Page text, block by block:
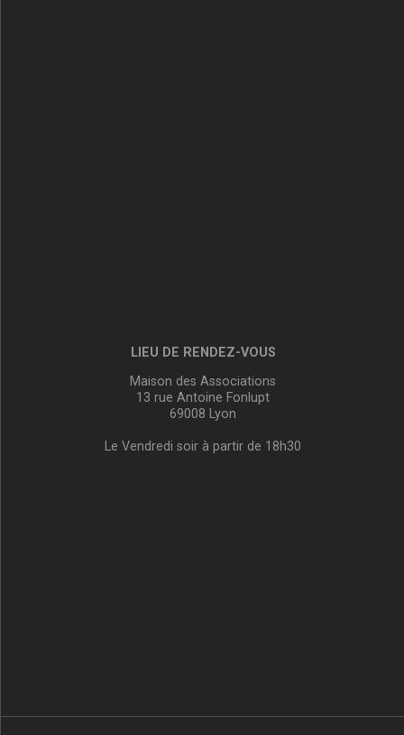
LIEU DE RENDEZ-VOUS
Maison des Associations
13 rue Antoine Fonlupt
69008 Lyon
Le Vendredi soir à partir de 18h30